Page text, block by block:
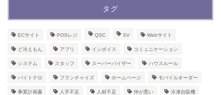
タグ
ECサイト POSレジ QSC SV Webサイト
ど冷えもん アプリ インボイス コミュニケーション
システム スタッフ スーパーバイザー ハウスルール
バイトテロ フランチャイズ ホームページ モバイルオーダー
事業計画書 人手不足 人材不足 仲が悪い 冷凍自販機